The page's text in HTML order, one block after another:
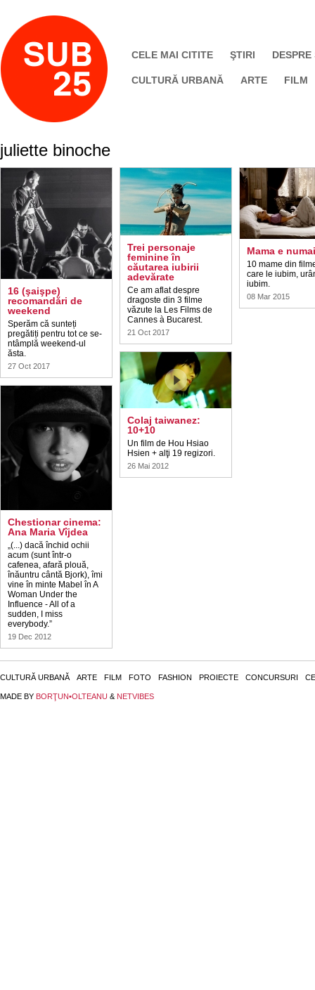
CELE MAI CITITE ŞTIRI DESPRE
CULTURĂ URBANĂ ARTE FILM
juliette binoche
16 (şaişpe)
recomandări de
weekend
Sperăm că sunteți
pregătiți pentru tot ce se-
ntâmplă weekend-ul
ăsta.
27 Oct 2017
Chestionar cinema:
Ana Maria Vîjdea
„(...) dacă închid ochii
acum (sunt într-o
cafenea, afară plouă,
înăuntru cântă Bjork), îmi
vine în minte Mabel în A
Woman Under the
Influence - All of a
sudden, I miss
everybody.”
19 Dec 2012
Trei personaje
feminine în
căutarea iubirii
adevărate
Ce am aflat despre
dragoste din 3 filme
văzute la Les Films de
Cannes à Bucarest.
21 Oct 2017
Colaj taiwanez:
10+10
Un film de Hou Hsiao
Hsien + alţi 19 regizori.
26 Mai 2012
Mama e
10 mame din
care le iubim,
iubim.
08 Mar 2015
CULTURĂ URBANĂ ARTE FILM FOTO FASHION PROIECTE CONCURSURI
MADE BY BORŢUN•OLTEANU & NETVIBES